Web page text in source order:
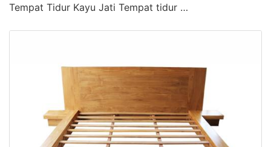
Tempat Tidur Kayu Jati Tempat tidur …